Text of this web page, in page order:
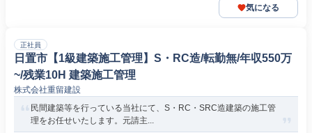
気になる
正社員
日置市【1級建築施工管理】S・RC造/転勤無/年収550万
~/残業10H 建築施工管理
株式会社重留建設
民間建築等を行っている当社にて、S・RC・SRC造建築の施工管
理をお任せいたします。元請主...